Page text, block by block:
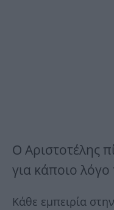
Ο Αριστοτέλης
για κάποιο
Κάθε εμπειρία